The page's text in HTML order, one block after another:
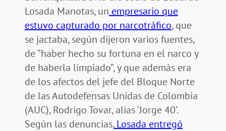
Losada Manotas, un empresario que
estuvo capturado por narcotráfico, que
se jactaba, según dijeron varios fuentes,
de “haber hecho su fortuna en el narco y
de haberla limpiado”, y que además era
de los afectos del jefe del Bloque Norte
de las Autodefensas Unidas de Colombia
(AUC), Rodrigo Tovar, alias ‘Jorge 40’.
Según las denuncias,Losada entregó